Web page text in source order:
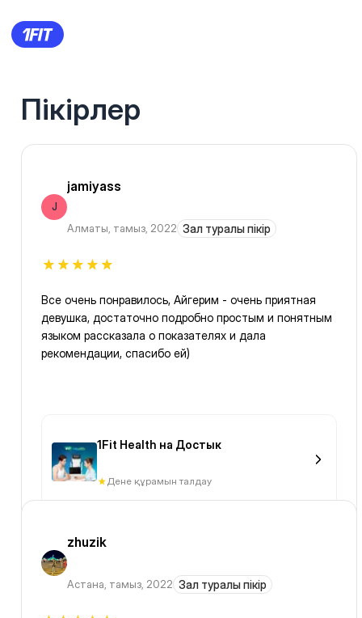
Пікірлер
J
jamiyass
Алматы, тамыз, 2022 Зал туралы пікір
Все очень понравилось, Айгерим - очень приятная
девушка, достаточно подробно простым и понятным
языком рассказала о показателях и дала
рекомендации, спасибо ей)
1Fit Health на Достык
Дене құрамын талдау
zhuzik
Астана, тамыз, 2022 Зал туралы пікір